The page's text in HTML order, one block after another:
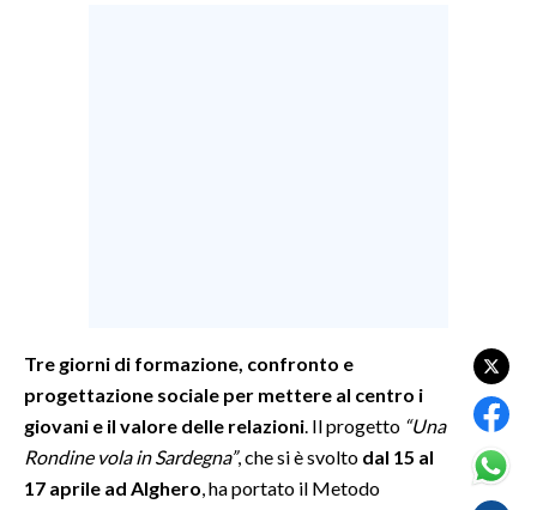
SALUTE
SARDEGNA TURISMO
Tre giorni di formazione, confronto e
progettazione sociale per mettere al centro i
giovani e il valore delle relazioni . Il progetto “Una
Rondine vola in Sardegna”, che si è svolto dal 15 al
17 aprile ad Alghero , ha portato il Metodo